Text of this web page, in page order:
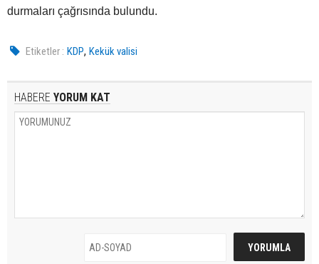
durmaları çağrısında bulundu.
Etiketler : KDP,Kekük valisi
HABERE YORUM KAT